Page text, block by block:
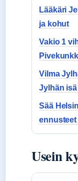
Lääkäri
ja kohut
Vakio 1
Vilma
Jylhän isä
Sää
ennusteet
Usein